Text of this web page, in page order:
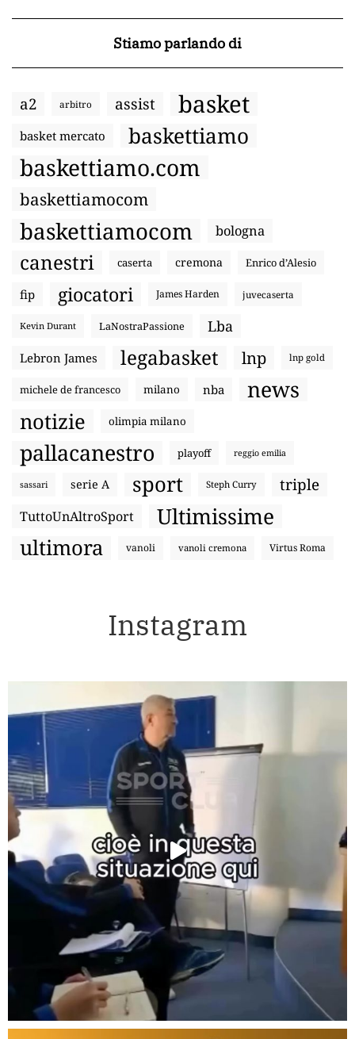
Stiamo parlando di
a2 arbitro assist basket
basket mercato baskettiamo
baskettiamo.com
baskettiamocom
baskettiamocom bologna
canestri caserta cremona Enrico d’Alesio
fip giocatori James Harden juvecaserta
Kevin Durant LaNostraPassione Lba
Lebron James legabasket lnp lnp gold
michele de francesco milano nba news
notizie olimpia milano
pallacanestro playoff reggio emilia
sassari serie A sport Steph Curry triple
TuttoUnAltroSport Ultimissime
ultimora vanoli vanoli cremona Virtus Roma
Instagram